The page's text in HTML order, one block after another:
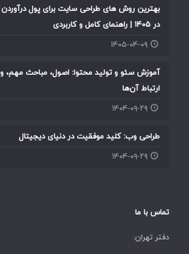
بهترین روش های طراحی سایت برای پول درآوردن
در ۱۴۰۵ | راهنمای کامل و کاربردی
۱۴۰۵-۰۴-۰۹
آموزش سئو و تولید محتوا: اصول، مباحث مهم، و
ارتباط آن‌ها
۱۴۰۴-۰۹-۲۹
طراحی وب: کلید موفقیت در دنیای دیجیتال
۱۴۰۴-۰۹-۲۹
تماس با ما
دفتر تهران: